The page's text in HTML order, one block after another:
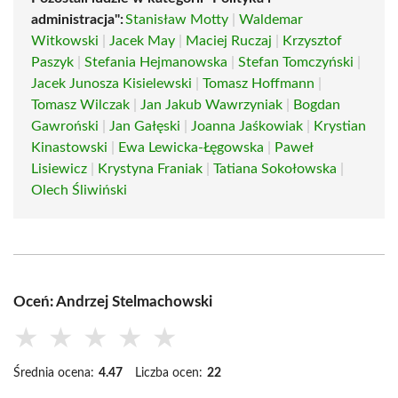
administracja":Stanisław Motty
Waldemar
Witkowski
Jacek May Maciej Ruczaj
Krzysztof
Paszyk
Stefania Hejmanowska Stefan Tomczyński
Jacek Junosza Kisielewski
Tomasz Hoffmann
Tomasz Wilczak
Jan Jakub Wawrzyniak
Bogdan
Gawroński
Jan Gałęski Joanna Jaśkowiak
Krystian
Kinastowski
Ewa Lewicka-Łęgowska
Paweł
Lisiewicz
Krystyna Franiak Tatiana Sokołowska
Olech Śliwiński
Oceń: Andrzej Stelmachowski
★ ★ ★ ★ ★
Średnia ocena: 4.47 Liczba ocen: 22